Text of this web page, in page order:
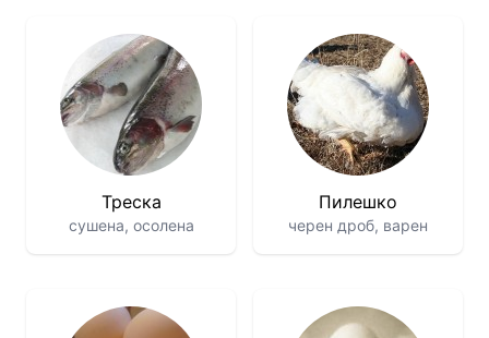
Треска
сушена, осолена
Пилешко
черен дроб, варен